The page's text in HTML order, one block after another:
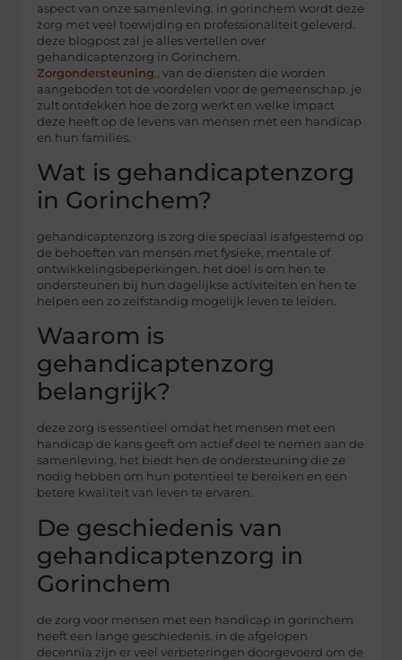
aspect van onze samenleving. in gorinchem wordt deze
zorg met veel toewijding en professionaliteit geleverd.
deze blogpost zal je alles vertellen over
gehandicaptenzorg in Gorinchem.
Zorgondersteuning ., van de diensten die worden
aangeboden tot de voordelen voor de gemeenschap. je
zult ontdekken hoe de zorg werkt en welke impact
deze heeft op de levens van mensen met een handicap
en hun families.
Wat is gehandicaptenzorg
in Gorinchem?
gehandicaptenzorg is zorg die speciaal is afgestemd op
de behoeften van mensen met fysieke, mentale of
ontwikkelingsbeperkingen. het doel is om hen te
ondersteunen bij hun dagelijkse activiteiten en hen te
helpen een zo zelfstandig mogelijk leven te leiden.
Waarom is
gehandicaptenzorg
belangrijk?
deze zorg is essentieel omdat het mensen met een
handicap de kans geeft om actief deel te nemen aan de
samenleving. het biedt hen de ondersteuning die ze
nodig hebben om hun potentieel te bereiken en een
betere kwaliteit van leven te ervaren.
De geschiedenis van
gehandicaptenzorg in
Gorinchem
de zorg voor mensen met een handicap in gorinchem
heeft een lange geschiedenis. in de afgelopen
decennia zijn er veel verbeteringen doorgevoerd om de